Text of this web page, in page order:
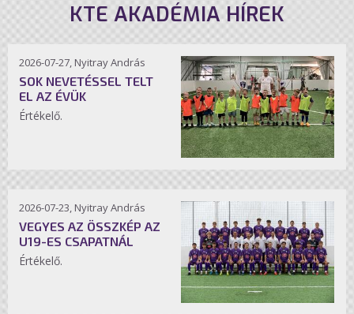
KTE AKADÉMIA HÍREK
2026-07-27, Nyitray András
SOK NEVETÉSSEL TELT
EL AZ ÉVÜK
Értékelő.
2026-07-23, Nyitray András
VEGYES AZ ÖSSZKÉP AZ
U19-ES CSAPATNÁL
Értékelő.